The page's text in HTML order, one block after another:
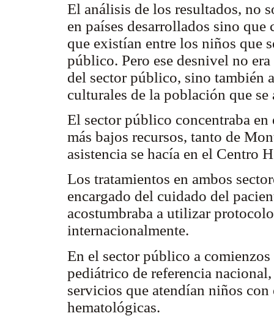
El análisis de los resultados, no
en países desarrollados sino que
que existían entre los niños que
público. Pero ese desnivel no
del sector público, sino también
culturales de la población que se
El sector público concentraba
más bajos recursos, tanto de
asistencia se hacía en el Centro
Los tratamientos en ambos
encargado del cuidado del
acostumbraba a utilizar
internacionalmente.
En el sector público a
pediátrico de referencia
servicios que atendían niños
hematológicas.